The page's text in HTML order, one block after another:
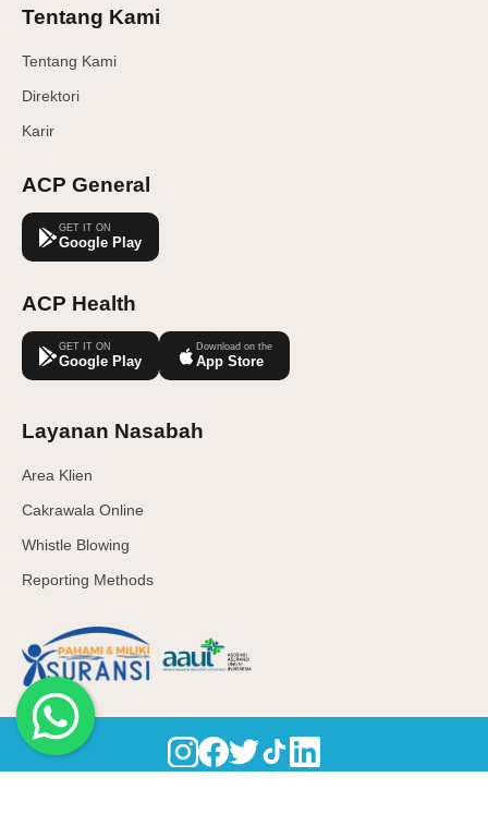
Tentang Kami
Tentang Kami
Direktori
Karir
ACP General
GET IT ON
Google Play
ACP Health
GET IT ON
Google Play
Download on the
App Store
Layanan Nasabah
Area Klien
Cakrawala Online
Whistle Blowing
Reporting Methods